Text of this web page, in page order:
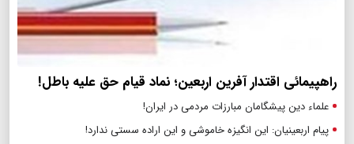
راهپیمائی اقتدار آفرین اربعین؛ نماد قیام حق علیه باطل!
علماء دین پیشگامان مبارزات مردمی در ایران!
پیام اربعینیان: این انگیزه خاموشی و این اراده سستی ندارد!